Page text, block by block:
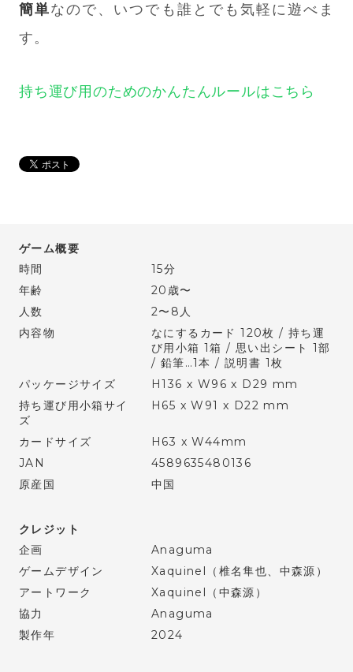
簡単なので、いつでも誰とでも気軽に遊べま
す。
持ち運び用のためのかんたんルールはこちら
ゲーム概要
時間
15分
年齢
20歳〜
人数
2〜8人
内容物
なにするカード 120枚 / 持ち運
び用小箱 1箱 / 思い出シート 1部
/ 鉛筆…1本 / 説明書 1枚
パッケージサイズ
H136 x W96 x D29 mm
持ち運び用小箱サイ
ズ
H65 x W91 x D22 mm
カードサイズ
H63 x W44mm
JAN
4589635480136
原産国
中国
クレジット
企画
Anaguma
ゲームデザイン
Xaquinel（椎名隼也、中森源）
アートワーク
Xaquinel（中森源）
協力
Anaguma
製作年
2024